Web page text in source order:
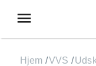
menu
Hjem /VVS /